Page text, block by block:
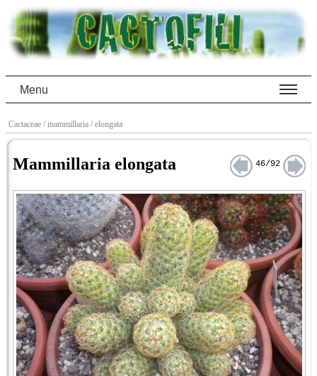
Menu
Cactaceae / mammillaria / elongata
Mammillaria elongata 46/92